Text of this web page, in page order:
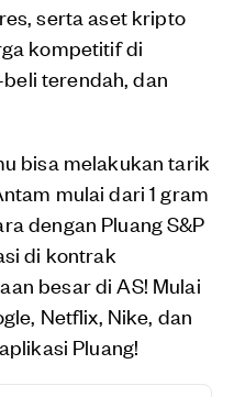
serta aset kripto
kompetitif di
terendah, dan
bisa melakukan tarik
mulai dari 1 gram
dengan Pluang S&P
di kontrak
besar di AS! Mulai
Netflix, Nike, dan
Pluang!